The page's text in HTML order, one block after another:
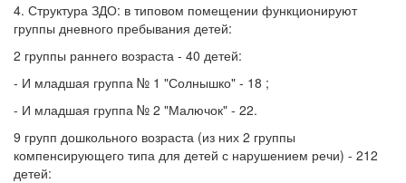
4. Структура ЗДО: в типовом помещении функционируют
группы дневного пребывания детей:
2 группы раннего возраста - 40 детей:
- И младшая группа № 1 "Солнышко" - 18 ;
- И младшая группа № 2 "Малючок" - 22.
9 групп дошкольного возраста (из них 2 группы
компенсирующего типа для детей с нарушением речи) - 212
детей: